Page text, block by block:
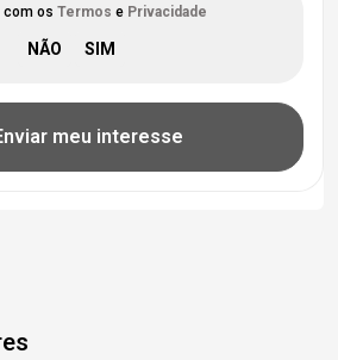
com os Termos e Privacidade
meu interesse